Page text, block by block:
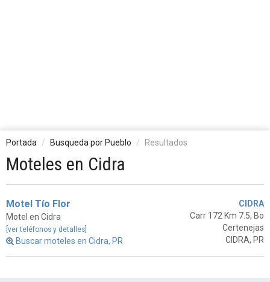
Portada Busqueda por Pueblo Resultados
Moteles en Cidra
Motel Tío Flor
Motel en Cidra
[ver teléfonos y detalles]
Buscar moteles en Cidra, PR
CIDRA
Carr 172 Km 7.5, Bo
Certenejas
CIDRA, PR